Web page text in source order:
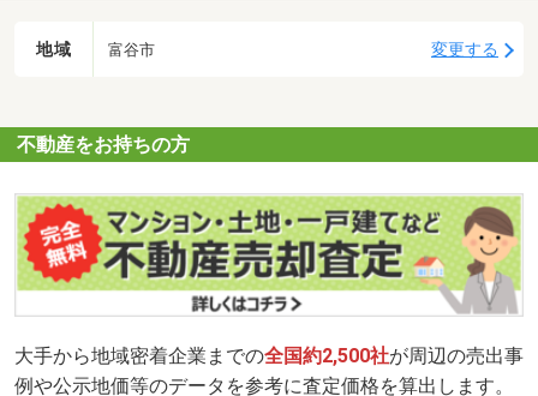
地域 富谷市 変更する
不動産をお持ちの方
大手から地域密着企業までの全国約2,500社が周辺の売出事
例や公示地価等のデータを参考に査定価格を算出します。